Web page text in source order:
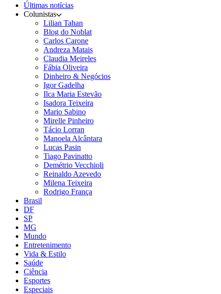
Últimas notícias
Colunistas
Lilian Tahan
Blog do Noblat
Carlos Carone
Andreza Matais
Claudia Meireles
Fábia Oliveira
Dinheiro & Negócios
Igor Gadelha
Ilca Maria Estevão
Isadora Teixeira
Mario Sabino
Mirelle Pinheiro
Tácio Lorran
Manoela Alcântara
Lucas Pasin
Tiago Pavinatto
Demétrio Vecchioli
Reinaldo Azevedo
Milena Teixeira
Rodrigo França
Brasil
DF
SP
MG
Mundo
Entretenimento
Vida & Estilo
Saúde
Ciência
Esportes
Especiais